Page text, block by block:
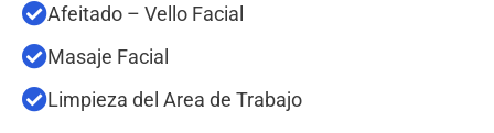
Afeitado – Vello Facial
Masaje Facial
Limpieza del Area de Trabajo